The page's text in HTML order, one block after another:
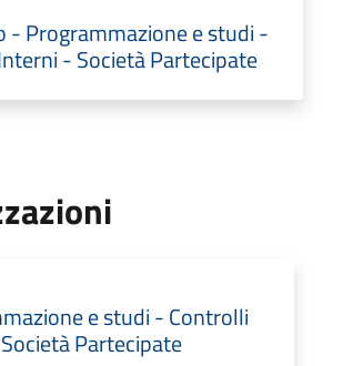
- Programmazione e studi -
- Società Partecipate
e studi - Controlli
Partecipate